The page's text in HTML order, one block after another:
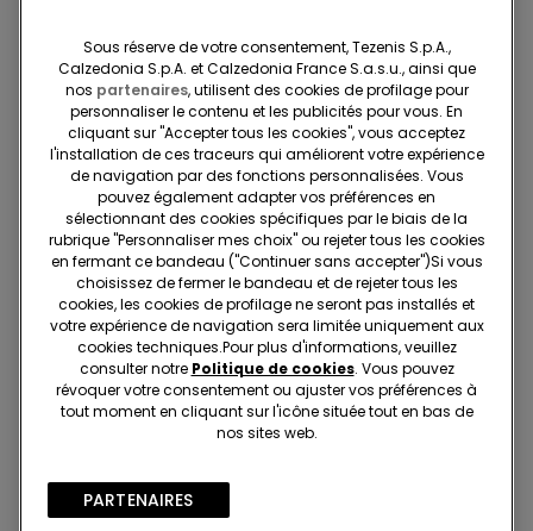
2+1 offert
3 Couleurs
Collant Semi-opaque
40 Deniers Appearance
3,99 €
2+1 offert
3 Couleurs
Collant Semi-opaque
40 Deniers Appearance
3,99 €
Sous réserve de votre consentement, Tezenis S.p.A.,
Calzedonia S.p.A. et Calzedonia France S.a.s.u., ainsi que
nos partenaires, utilisent des cookies de profilage pour
personnaliser le contenu et les publicités pour vous. En
cliquant sur "Accepter tous les cookies", vous acceptez
l'installation de ces traceurs qui améliorent votre expérience
de navigation par des fonctions personnalisées. Vous
pouvez également adapter vos préférences en
sélectionnant des cookies spécifiques par le biais de la
rubrique "Personnaliser mes choix" ou rejeter tous les cookies
en fermant ce bandeau ("Continuer sans accepter")​Si vous
choisissez de fermer le bandeau et de rejeter tous les
cookies, les cookies de profilage ne seront pas installés et
votre expérience de navigation sera limitée uniquement aux
cookies techniques.​Pour plus d'informations, veuillez
consulter notre Politique de cookies. Vous pouvez
révoquer votre consentement ou ajuster vos préférences à
tout moment en cliquant sur l'icône située tout en bas de
nos sites web.
PARTENAIRES​